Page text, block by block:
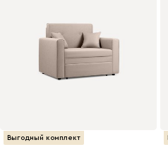
Выгодный комплект